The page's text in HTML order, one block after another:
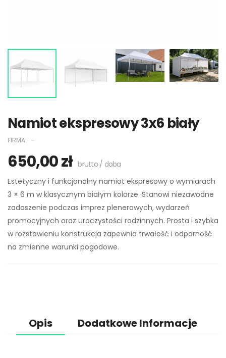
Namiot gwiazda - Ø 12
m
990,00 zł
Namiot ekspresowy
2x2 biały
3x3 czarny
400,00 zł 449,00 zł
Namiot 3x3 biały
500,00 zł
Namiot ekspresowy
3x4,5 czarny
650,00 zł
Namiot ekspresowy 3x6 biały
FIRMA: -
650,00 zł brutto / doba
Estetyczny i funkcjonalny namiot ekspresowy o wymiarach
3 × 6 m w klasycznym białym kolorze. Stanowi niezawodne
zadaszenie podczas imprez plenerowych, wydarzeń
promocyjnych oraz uroczystości rodzinnych. Prosta i szybka
w rozstawieniu konstrukcja zapewnia trwałość i odporność
na zmienne warunki pogodowe.
Opis Dodatkowe Informacje